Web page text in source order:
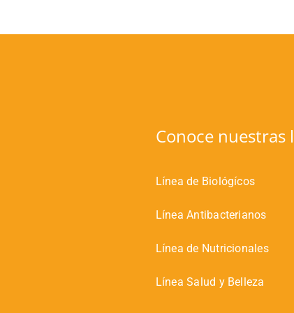
Conoce nuestras
Línea de Biológícos
Línea Antibacterianos
Línea de Nutricionales
Línea Salud y Belleza